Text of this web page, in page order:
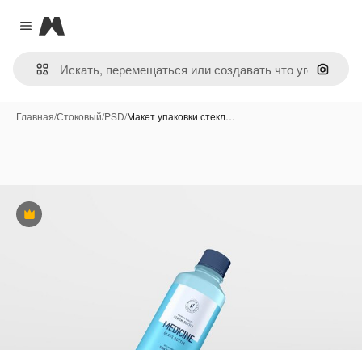
Close menu
Magnific
Поиск
Главная/Стоковый/PSD/Макет упаковки стекл…
Премиум